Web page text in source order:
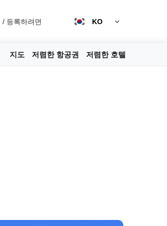
/ 등록하려면 KO
지도 저렴한 항공권 저렴한 호텔